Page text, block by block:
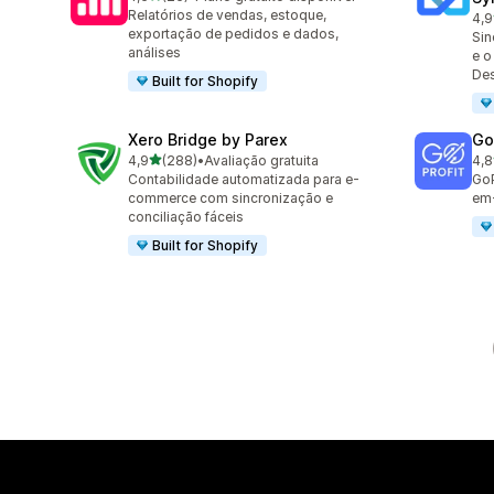
26 avaliações ao todo
Relatórios de vendas, estoque,
exportação de pedidos e dados,
análises
Built for Shopify
4,9
20
e
Xero Bridge by Parex
4,9de 5 estrelas
(288)
288 avaliações ao todo
•Avaliação gratuita
Contabilidade automatizada para e-
commerce com sincronização e
conciliação fáceis
Built for Shopify
4,8
85